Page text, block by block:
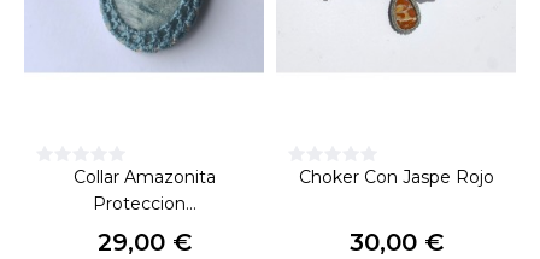
Collar Amazonita
Proteccion...
29,00 €
Choker Con Jaspe Rojo
30,00 €